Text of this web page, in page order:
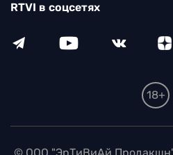
RTVI в соцсетях
18+